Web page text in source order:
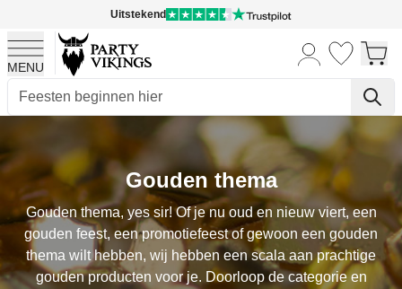
Uitstekend
MENU
Gouden thema
Gouden thema, yes sir! Of je nu oud en nieuw viert, een
gouden feest, een promotiefeest of gewoon een gouden
thema wilt hebben, wij hebben een scala aan prachtige
gouden producten voor je. Doorloop de categorie en